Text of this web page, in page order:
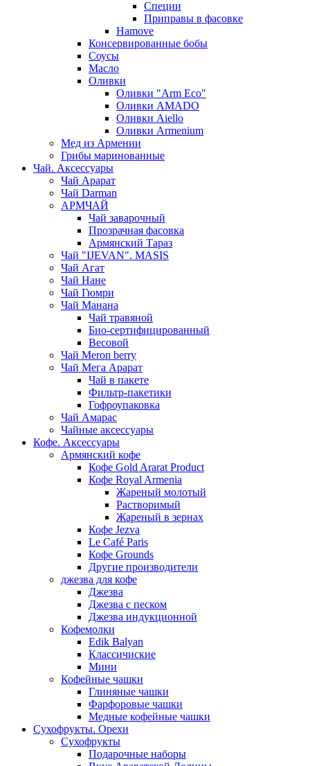
Специи
Приправы в фасовке
Hamove
Консервированные бобы
Соусы
Масло
Оливки
Оливки "Arm Eco"
Оливки AMADO
Оливки Aiello
Оливки Armenium
Мед из Армении
Грибы маринованные
Чай. Аксессуары
Чай Арарат
Чай Darman
АРМЧАЙ
Чай заварочный
Прозрачная фасовка
Армянский Тараз
Чай "IJEVAN". MASIS
Чай Агат
Чай Нане
Чай Гюмри
Чай Манана
Чай травяной
Био-сертифицированный
Весовой
Чай Meron berry
Чай Мега Арарат
Чай в пакете
Фильтр-пакетики
Гофроупаковка
Чай Амарас
Чайные аксессуары
Кофе. Аксессуары
Армянский кофе
Кофе Gold Ararat Product
Кофе Royal Armenia
Жареный молотый
Растворимый
Жареный в зернах
Кофе Jezva
Le Café Paris
Кофе Grounds
Другие производители
джезва для кофе
Джезва
Джезва с песком
Джезва индукционной
Кофемолки
Edik Balyan
Классичиские
Мини
Кофейные чашки
Глиняные чашки
Фарфоровые чашки
Медные кофейные чашки
Сухофрукты. Орехи
Сухофрукты
Подарочные наборы